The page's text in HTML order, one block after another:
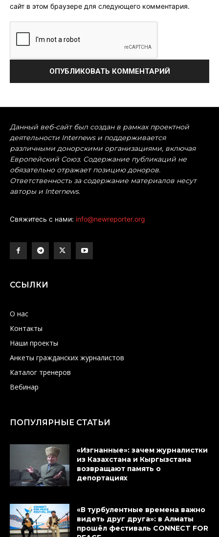
сайт в этом браузере для следующего комментария.
Данный веб-сайт был создан в рамках проектной
деятельности Internews и поддерживается
различными донорскими организациями, включая
Европейский Союз. Содержание публикаций не
обязательно отражает позицию доноров.
Ответственность за содержание материалов несут
авторы и Internews.
Свяжитесь с нами: info@newreporter.org
ССЫЛКИ
О нас
Контакты
Наши проекты
Анкеты гражданских журналистов
Каталог тренеров
Вебинар
ПОПУЛЯРНЫЕ СТАТЬИ
«Изгнанные»: зачем журналистки
из Казахстана и Кыргызстана
возвращают память о
депортациях
«В турбулентные времена важно
видеть друг друга»: в Алматы
прошёл фестиваль CONNECT FOR